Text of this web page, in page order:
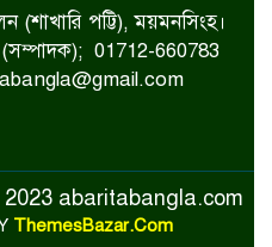
পট্টি), ময়মনসিংহ।
01712-660783
abaritabangla.com
ThemesBazar.Com